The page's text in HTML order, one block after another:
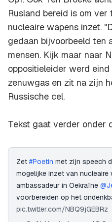
Rusland bereid is om ver
nucleaire wapens inzet.
gedaan bijvoorbeeld ten
mensen. Kijk maar naar
oppositieleider werd
zenuwgas en zit na zijn
Russische cel.
Tekst gaat verder onder
Zet #Poetin met zijn speech
mogelijke inzet van nucleaire
ambassadeur in Oekraïne
voorbereiden op het
pic.twitter.com/NBQ9jGEBRz